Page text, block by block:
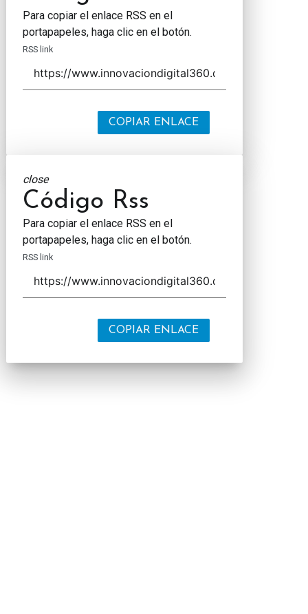
Para copiar el enlace RSS en el
portapapeles, haga clic en el botón.
RSS link
COPIAR ENLACE
close
Código Rss
Para copiar el enlace RSS en el
portapapeles, haga clic en el botón.
RSS link
COPIAR ENLACE